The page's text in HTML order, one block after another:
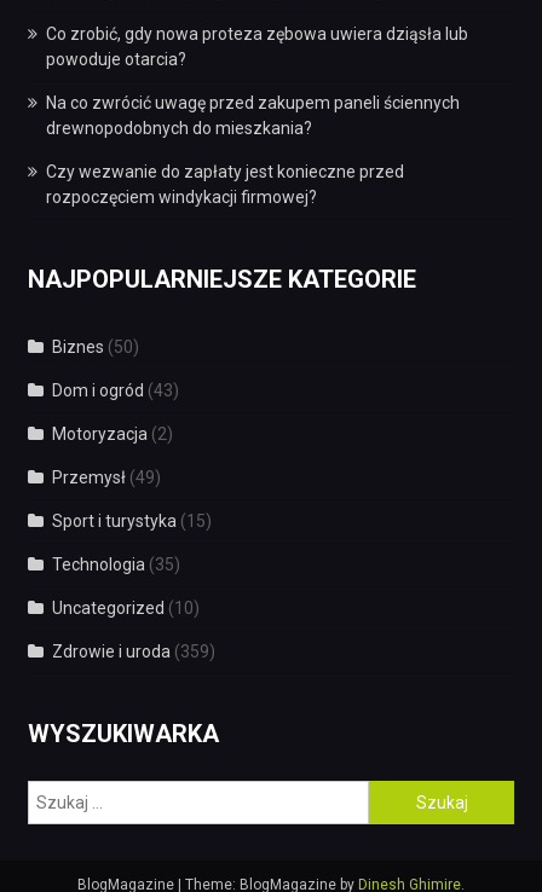
Co zrobić, gdy nowa proteza zębowa uwiera dziąsła lub
powoduje otarcia?
Na co zwrócić uwagę przed zakupem paneli ściennych
drewnopodobnych do mieszkania?
Czy wezwanie do zapłaty jest konieczne przed
rozpoczęciem windykacji firmowej?
NAJPOPULARNIEJSZE KATEGORIE
Biznes (50)
Dom i ogród (43)
Motoryzacja(2)
Przemysł(49)
Sport i turystyka(15)
Technologia(35)
Uncategorized (10)
Zdrowie i uroda(359)
WYSZUKIWARKA
Szukaj:
BlogMagazine Theme: BlogMagazine by Dinesh Ghimire.